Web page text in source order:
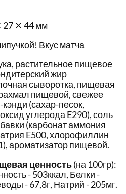
27 ✕ 44 мм
Вкус матча
растительное пищевое
жир
сыворотка, пищевая
пищевой, свежее
(сахар-песок,
углерода E290), соль
(карбонат аммония
E500, хлорофиллин
ароматизатор пищевой.
ценность(на 100гр):
- 503ккал, Белки -
- 67,8г, Натрий - 205мг.